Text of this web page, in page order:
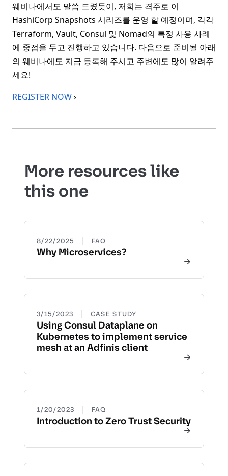
웨비나에서도 말씀 드렸듯이, 저희는 격주로 이
HashiCorp Snapshots 시리즈를 운영 할 예정이며, 각각
Terraform, Vault, Consul 및 Nomad의 특정 사용 사례
에 중점을 두고 진행하고 있습니다. 다음으로 준비될 아래
의 웨비나에도 지금 등록해 주시고 주변에도 많이 알려주
세요!
REGISTER NOW›
More resources like
this one
8/22/2025 | FAQ
Why Microservices?
3/15/2023 | CASE STUDY
Using Consul Dataplane on
Kubernetes to implement service
mesh at an Adfinis client
1/20/2023 | FAQ
Introduction to Zero Trust Security